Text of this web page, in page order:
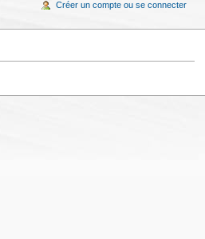
Créer un compte ou se connecter